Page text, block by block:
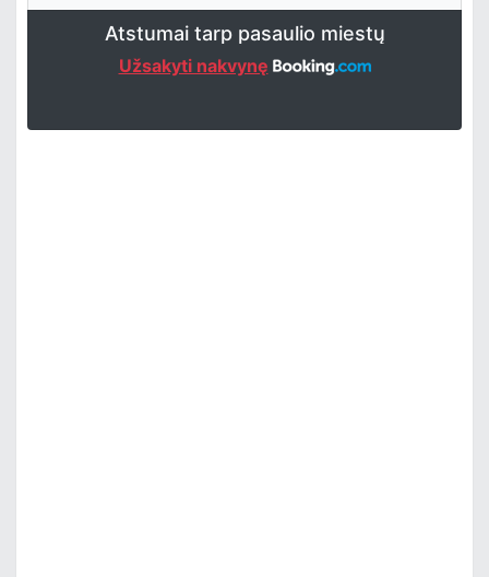
Atstumai tarp pasaulio miestų
Užsakyti nakvynę